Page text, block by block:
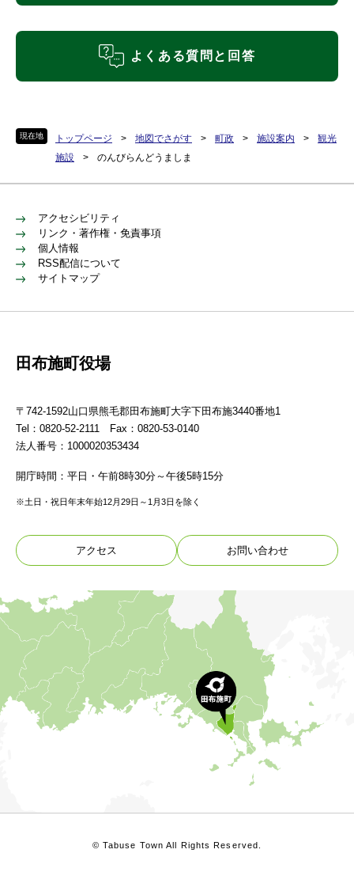
現在地 トップページ > 地図でさがす > 町政 > 施設案内 >
観光
施設
> のんびらんどうましま
よくある質問と回答
アクセシビリティ
リンク・著作権・免責事項
個人情報
RSS配信について
サイトマップ
田布施町役場
〒742-1592山口県熊毛郡田布施町大字下田布施3440番地1
Tel：0820-52-2111 Fax：0820-53-0140
法人番号：1000020353434
開庁時間：平日・午前8時30分～午後5時15分
※土日・祝日年末年始12月29日～1月3日を除く
アクセス お問い合わせ
© Tabuse Town All Rights Reserved.